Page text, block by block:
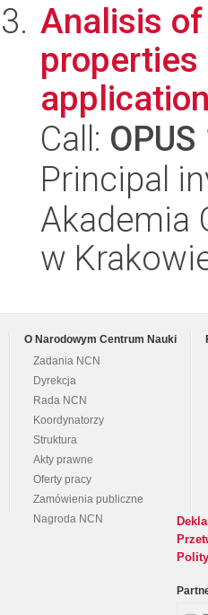
Analisis
application
Call: OPUS
Principal
Akademia
w
O Narodowym Centrum Nauki
Zadania NCN
Dyrekcja
Rada NCN
Koordynatorzy
Struktura
Akty prawne
Oferty pracy
Zamówienia publiczne
Nagroda NCN